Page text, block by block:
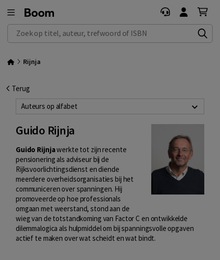
Zoek op titel, auteur, trefwoord of ISBN
Rijnja
Terug
Auteurs op alfabet
Guido Rijnja
Guido Rijnjawerkte tot zijn recente
pensionering als adviseur bij de
Rijksvoorlichtingsdienst en diende
meerdere overheidsorganisaties bij het
communiceren over spanningen. Hij
promoveerde op hoe professionals
omgaan met weerstand, stond aan de
wieg van de totstandkoming van Factor C en ontwikkelde
dilemmalogica als hulpmiddel om bij spanningsvolle opgaven
actief te maken over wat scheidt en wat bindt.